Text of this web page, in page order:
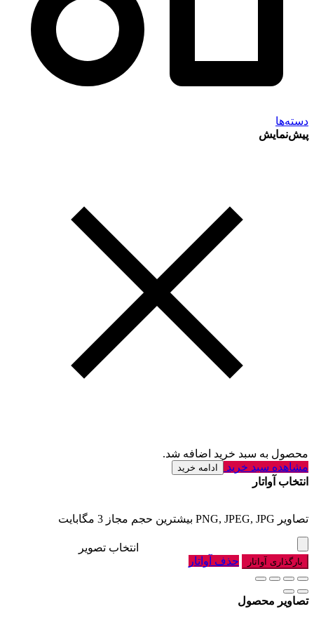
دسته‌ها
پیش‌نمایش
محصول به سبد خرید اضافه شد.
مشاهده سبد خرید
ادامه خرید
انتخاب آواتار
تصاویر PNG, JPEG, JPG بیشترین حجم مجاز 3 مگابایت
انتخاب تصویر
بارگذاری آواتار حذف آواتار
تصاویر محصول